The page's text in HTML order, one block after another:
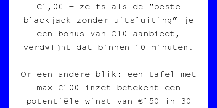
€1,00 – zelfs als de “beste
blackjack zonder uitsluiting” je
een bonus van €10 aanbiedt,
verdwijnt dat binnen 10 minuten.
Or een andere blik: een tafel met
max €100 inzet betekent een
potentiële winst van €150 in 30